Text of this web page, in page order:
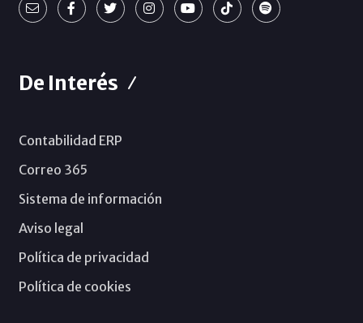
De Interés
Contabilidad ERP
Correo 365
Sistema de información
Aviso legal
Política de privacidad
Política de cookies